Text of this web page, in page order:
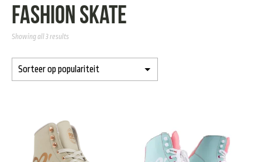
fashion skate
Showing all 3 results